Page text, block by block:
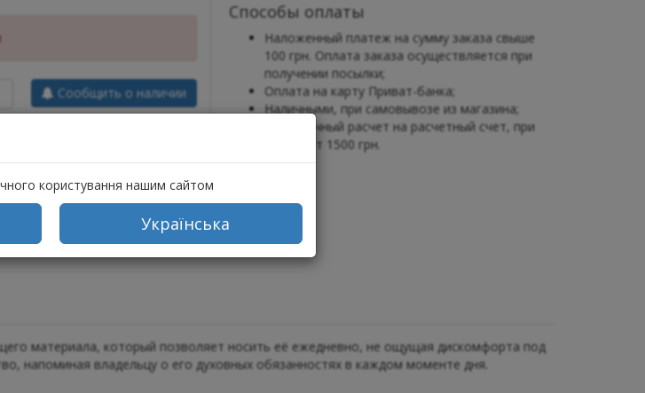
користування нашим сайтом
Українська
Сообщить о наличии
Способы оплаты
Наложенный платеж на сумму заказа свыше
100 грн. Оплата заказа осуществляется при
получении посылки;
Оплата на карту Приват-банка;
Наличными, при самовывозе из магазина;
Безналичный расчет на расчетный счет, при
заказе от 1500 грн.
материала, который позволяет носить её ежедневно, не ощущая дискомфорта под
напоминая владельцу о его духовных обязанностях в каждом моменте дня.